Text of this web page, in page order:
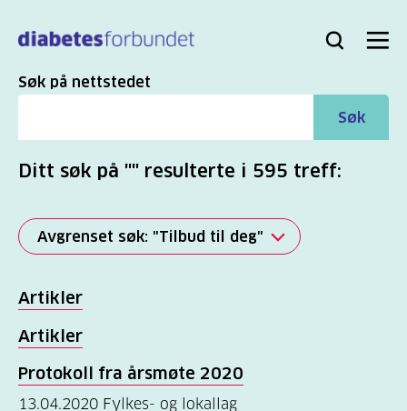
hovedinnhold
Bli
Logg
Søk Meny
Søk
Søk på nettstedet
Søk
Ditt søk på "" resulterte i 595 treff:
Avgrenset søk: "Tilbud til deg"
(2821)
Mer
(863)
Artikler
Artikler
Protokoll fra årsmøte 2020
13.04.2020 Fylkes- og lokallag